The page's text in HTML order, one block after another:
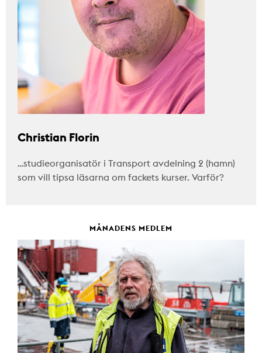
Christian Florin
…studieorganisatör i Transport avdelning 2 (hamn)
som vill tipsa läsarna om fackets kurser. Varför?
MÅNADENS MEDLEM